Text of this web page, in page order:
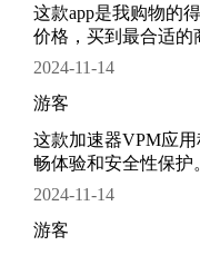
这款app是我购物的
价格，买到最合适的
2024-11-14
游客
这款加速器VPM应
畅体验和安全性保护。
2024-11-14
游客